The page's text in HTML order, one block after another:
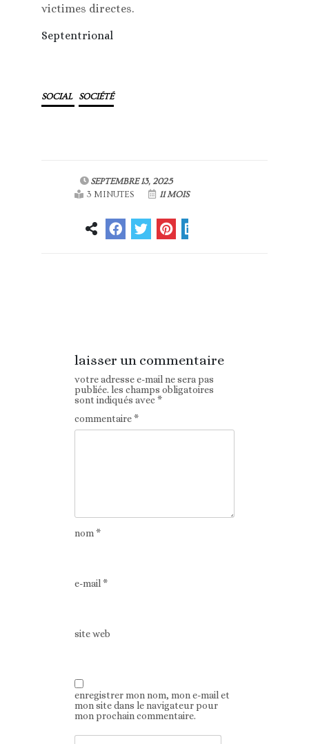
victimes directes.
Septentrional
SOCIAL SOCIÉTÉ
SEPTEMBRE 13, 2025
3 MINUTES
11 MOIS
laisser un commentaire
votre adresse e-mail ne sera pas
publiée. les champs obligatoires
sont indiqués avec*
commentaire*
nom*
e-mail*
site web
enregistrer mon nom, mon e-mail et
mon site dans le navigateur pour
mon prochain commentaire.